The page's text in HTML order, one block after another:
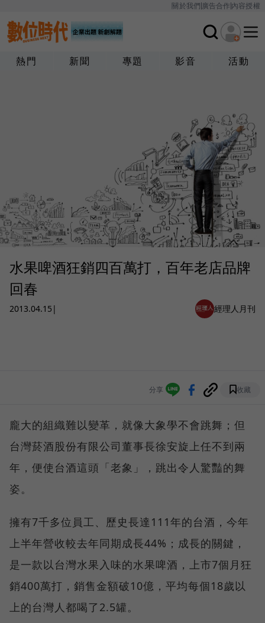
關於我們廣告合作內容授權
熱門 新聞 專題 影音 活動
水果啤酒狂銷四百萬打，百年老店品牌
回春
2013.04.15 | 經理人月刊
分享 收藏
龐大的組織難以變革，就像大象學不會跳舞；但
台灣菸酒股份有限公司董事長徐安旋上任不到兩
年，便使台酒這頭「老象」，跳出令人驚豔的舞
姿。
擁有7千多位員工、歷史長達111年的台酒，今年
上半年營收較去年同期成長44%；成長的關鍵，
是一款以台灣水果入味的水果啤酒，上市7個月狂
銷400萬打，銷售金額破10億，平均每個18歲以
上的台灣人都喝了2.5罐。